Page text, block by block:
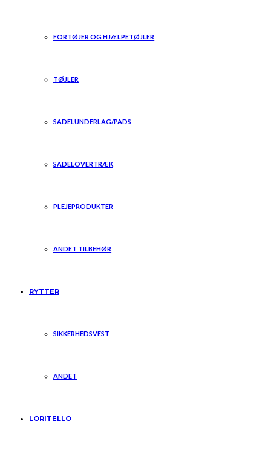
FORTØJER OG HJÆLPETØJLER
TØJLER
SADELUNDERLAG/PADS
SADELOVERTRÆK
PLEJEPRODUKTER
ANDET TILBEHØR
RYTTER
SIKKERHEDSVEST
ANDET
LORITELLO